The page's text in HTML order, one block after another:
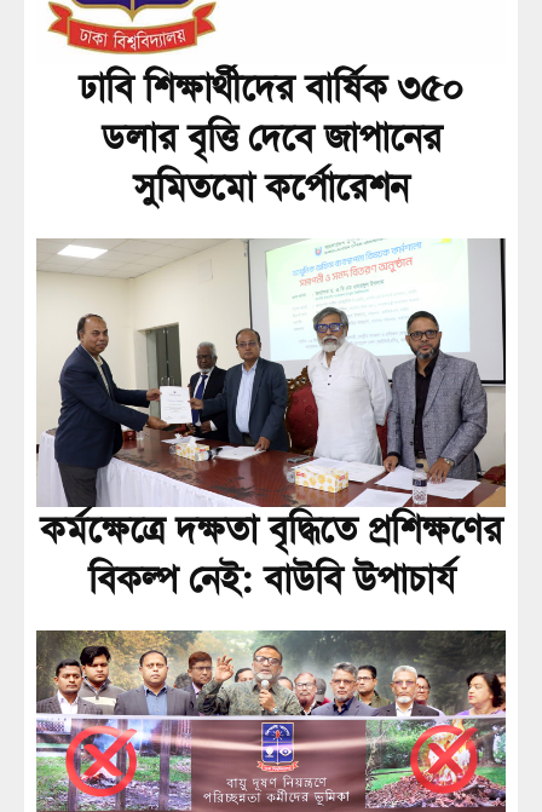
ঢাবি শিক্ষার্থীদের বার্ষিক ৩৫০
ডলার বৃত্তি দেবে জাপানের
সুমিতমো কর্পোরেশন
কর্মক্ষেত্রে দক্ষতা বৃদ্ধিতে প্রশিক্ষণের
বিকল্প নেই: বাউবি উপাচার্য